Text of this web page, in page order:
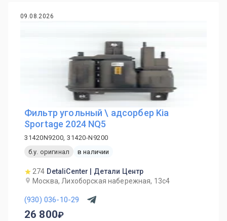
09.08.2026
Фильтр угольный \ адсорбер Kia
Sportage 2024 NQ5
31420N9200, 31420-N9200
б.у. оригинал
в наличии
274 DetaliCenter | Детали Центр
Москва, Лихоборская набережная, 13с4
(930) 036-10-29
26 800